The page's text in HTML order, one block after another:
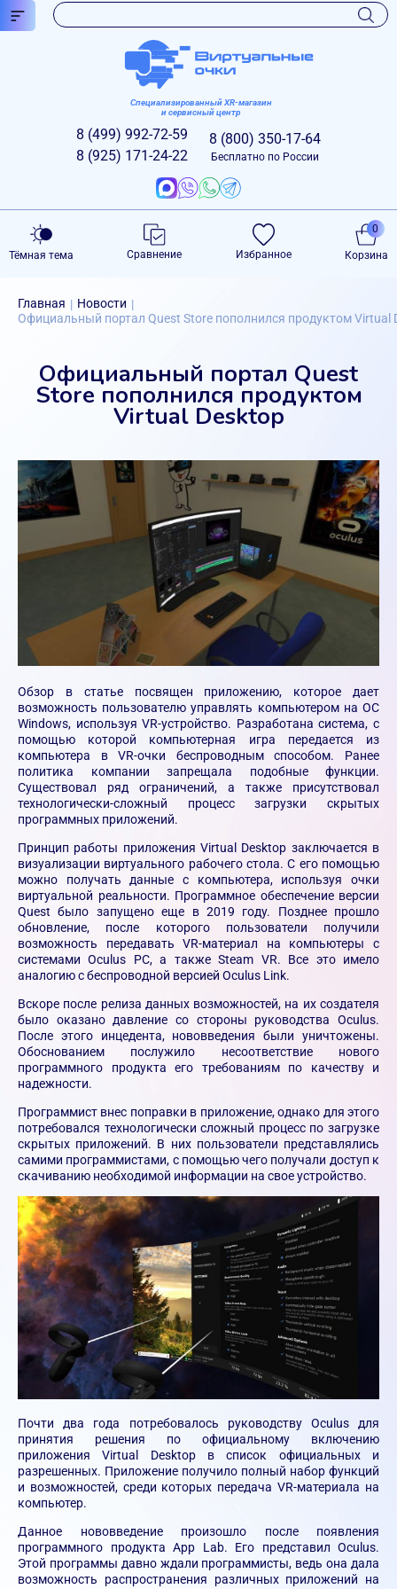
Специализированный XR-магазин
и сервисный центр
8 (499) 992-72-59
8 (925) 171-24-22
8 (800) 350-17-64
Бесплатно по России
Тёмная тема Сравнение Избранное Корзина
0
Главная | Новости |
Официальный портал Quest Store пополнился продуктом Virtual
Официальный портал Quest
Store пополнился продуктом
Virtual Desktop
Обзор в статье посвящен приложению, которое дает
возможность пользователю управлять компьютером на ОС
Windows, используя VR-устройство. Разработана система, с
помощью которой компьютерная игра передается из
компьютера в VR-очки беспроводным способом. Ранее
политика компании запрещала подобные функции.
Существовал ряд ограничений, а также присутствовал
технологически-сложный процесс загрузки скрытых
программных приложений.
Принцип работы приложения Virtual Desktop заключается в
визуализации виртуального рабочего стола. С его помощью
можно получать данные с компьютера, используя очки
виртуальной реальности. Программное обеспечение версии
Quest было запущено еще в 2019 году. Позднее прошло
обновление, после которого пользователи получили
возможность передавать VR-материал на компьютеры с
системами Oculus PC, а также Steam VR. Все это имело
аналогию с беспроводной версией Oculus Link.
Вскоре после релиза данных возможностей, на их создателя
было оказано давление со стороны руководства Oculus.
После этого инцедента, нововведения были уничтожены.
Обоснованием послужило несоответствие нового
программного продукта его требованиям по качеству и
надежности.
Программист внес поправки в приложение, однако для этого
потребовался технологически сложный процесс по загрузке
скрытых приложений. В них пользователи представлялись
самими программистами, с помощью чего получали доступ к
скачиванию необходимой информации на свое устройство.
Почти два года потребовалось руководству Oculus для
принятия решения по официальному включению
приложения Virtual Desktop в список официальных и
разрешенных. Приложение получило полный набор функций
и возможностей, среди которых передача VR-материала на
компьютер.
Данное нововведение произошло после появления
программного продукта App Lab. Его представил Oculus.
Этой программы давно ждали программисты, ведь она дала
возможность распространения различных приложений на